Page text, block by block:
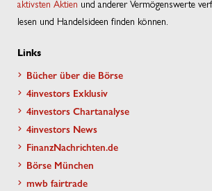
aktivsten Aktien und anderer Vermögenswerte
lesen und Handelsideen finden können.
Links
Bücher über die Börse
4investors Exklusiv
4investors Chartanalyse
4investors News
FinanzNachrichten.de
Börse München
mwb fairtrade